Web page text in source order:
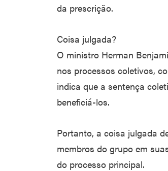
da prescrição.
Coisa julgada?
O ministro Herman
nos processos coletivos,
indica que a sentença
beneficiá-los.
Portanto, a coisa julgada
membros do grupo em
do processo principal.